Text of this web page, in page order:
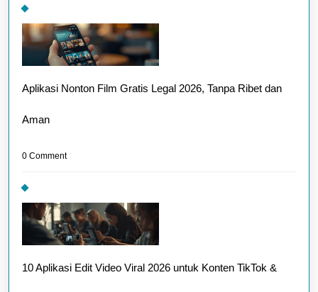
Aplikasi Nonton Film Gratis Legal 2026, Tanpa Ribet dan
Aman
0 Comment
10 Aplikasi Edit Video Viral 2026 untuk Konten TikTok &